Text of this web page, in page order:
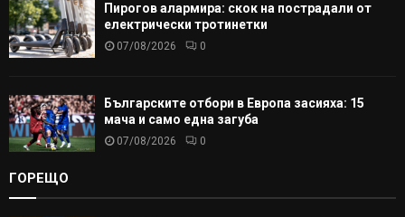
Пирогов алармира: скок на пострадали от
електрически тротинетки
07/08/2026 0
Българските отбори в Европа засияха: 15
мача и само една загуба
07/08/2026 0
ГОРЕЩО